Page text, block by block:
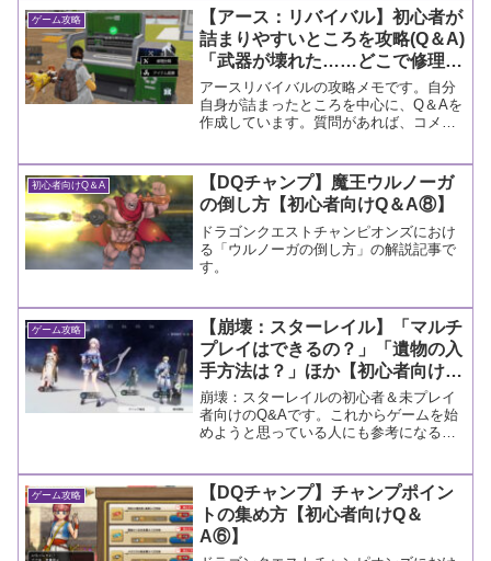
す。
ゲーム攻略
【アース：リバイバル】初心者が
詰まりやすいところを攻略(Q＆A)
「武器が壊れた……どこで修理す
るの？」ほか【Part.001】
アースリバイバルの攻略メモです。自分
自身が詰まったところを中心に、Q＆Aを
作成しています。質問があれば、コメン
初心者向けQ＆A
【DQチャンプ】魔王ウルノーガ
の倒し方【初心者向けQ＆A⑧】
ドラゴンクエストチャンピオンズにおけ
る「ウルノーガの倒し方」の解説記事で
す。
ゲーム攻略
【崩壊：スターレイル】「マルチ
プレイはできるの？」「遺物の入
手方法は？」ほか【初心者向けQ
＆A】
崩壊：スターレイルの初心者＆未プレイ
者向けのQ&Aです。これからゲームを始
めようと思っている人にも参考になると
ゲーム攻略
【DQチャンプ】チャンプポイン
トの集め方【初心者向けQ＆
A⑥】